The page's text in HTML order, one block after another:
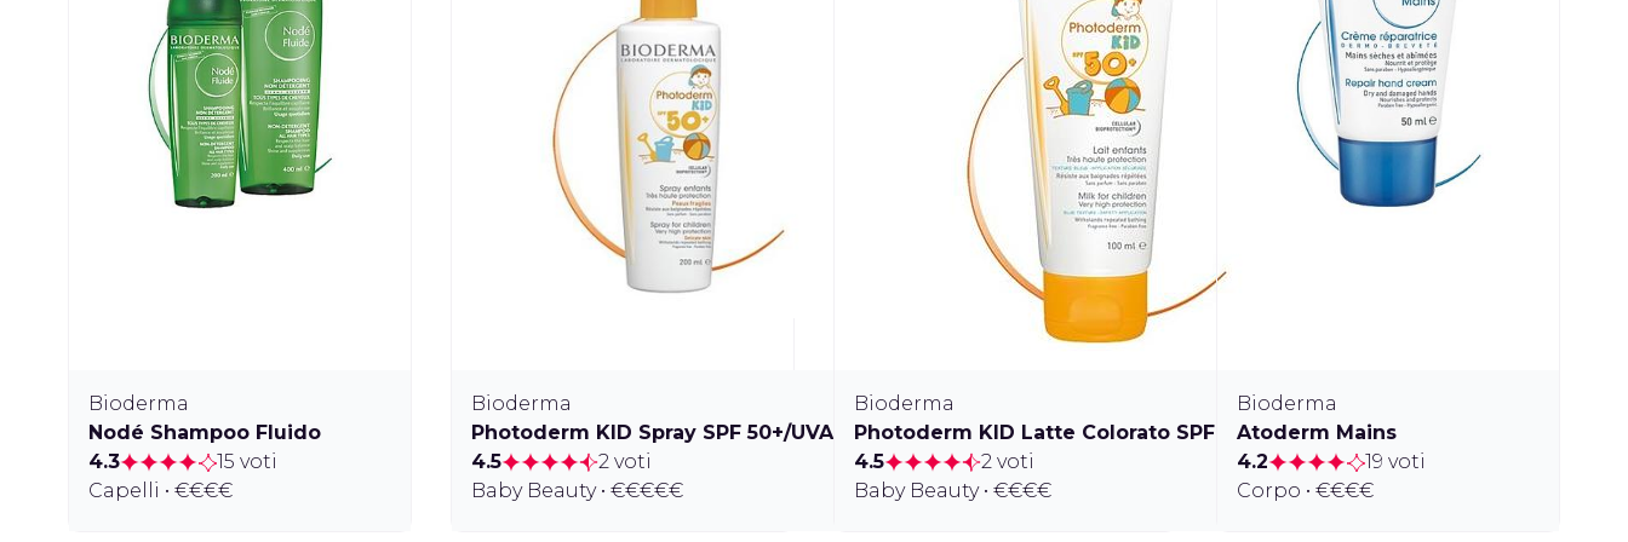
Bioderma
Nodé Shampoo Fluido
4.3
15 voti
Capelli • €€€€
Bioderma
Photoderm KID Spray SPF 50+/UVA 39
4.5
2 voti
Baby Beauty • €€€€€
Bioderma
Photoderm KID Latte Colorato SPF 50+/UVA 38
4.5
2 voti
Baby Beauty • €€€€
Bioderma
Atoderm Mains
4.2
19 voti
Corpo • €€€€